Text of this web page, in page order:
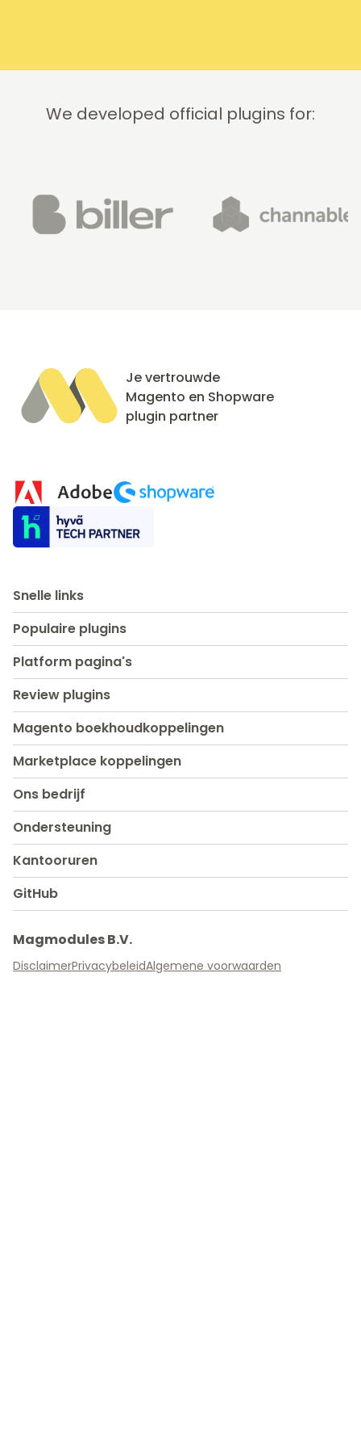
this
We developed official plugins for:
Je vertrouwde
Magento en Shopware
plugin partner
Snelle links
Populaire plugins
Platform pagina's
Review plugins
Magento boekhoudkoppelingen
Marketplace koppelingen
Ons bedrijf
Ondersteuning
Kantooruren
GitHub
Magmodules B.V.
DisclaimerPrivacybeleidAlgemene voorwaarden